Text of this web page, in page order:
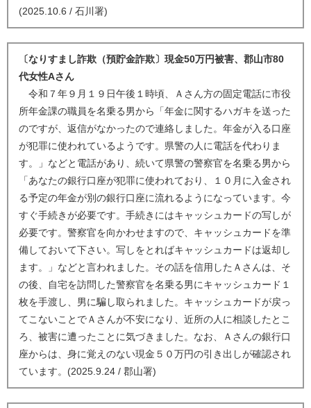
(2025.10.6 / 石川署)
〔なりすまし詐欺（預貯金詐欺〕現金50万円被害、郡山市80
代女性Aさん
令和７年９月１９日午後１時頃、Ａさん方の固定電話に市役
所年金課の職員を名乗る男から「年金に関するハガキを送った
のですが、返信がなかったので連絡しました。年金が入る口座
が犯罪に使われているようです。県警の人に電話を代わりま
す。」などと電話があり、続いて県警の警察官を名乗る男から
「あなたの銀行口座が犯罪に使われており、１０月に入金され
る予定の年金が別の銀行口座に流れるようになっています。今
すぐ手続きが必要です。手続きにはキャッシュカードの写しが
必要です。警察官を向かわせますので、キャッシュカードを準
備しておいて下さい。写しをとればキャッシュカードは返却し
ます。」などと言われました。その話を信用したＡさんは、そ
の後、自宅を訪問した警察官を名乗る男にキャッシュカード１
枚を手渡し、男に騙し取られました。キャッシュカードが戻っ
てこないことでＡさんが不安になり、近所の人に相談したとこ
ろ、被害に遭ったことに気づきました。なお、Ａさんの銀行口
座からは、身に覚えのない現金５０万円の引き出しが確認され
ています。(2025.9.24 / 郡山署)